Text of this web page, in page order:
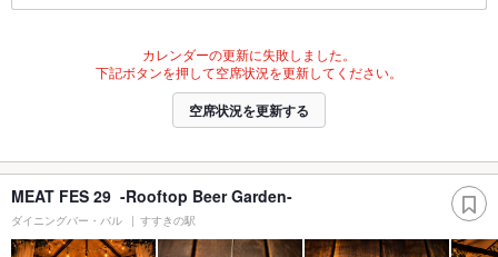
カレンダーの更新に失敗しました。
下記ボタンを押して空席状況を更新してください。
空席状況を更新する
MEAT FES 29 -Rooftop Beer Garden-
ダイニングバー・バル すすきの駅